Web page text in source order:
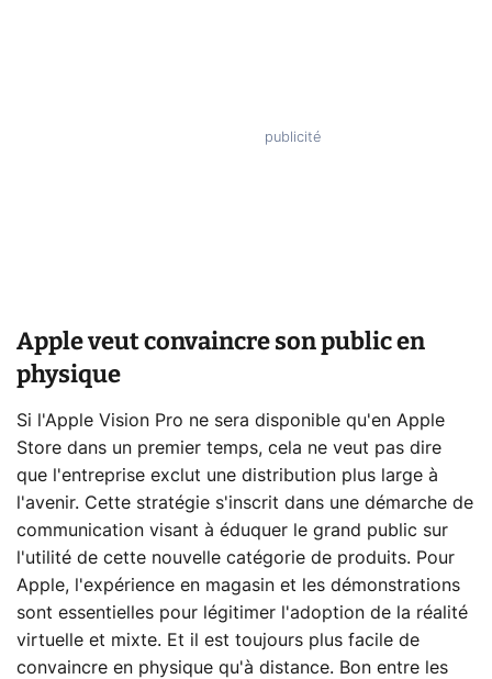
Apple veut convaincre son public en
physique
Si l'Apple Vision Pro ne sera disponible qu'en Apple
Store dans un premier temps, cela ne veut pas dire
que l'entreprise exclut une distribution plus large à
l'avenir. Cette stratégie s'inscrit dans une démarche de
communication visant à éduquer le grand public sur
l'utilité de cette nouvelle catégorie de produits. Pour
Apple, l'expérience en magasin et les démonstrations
sont essentielles pour légitimer l'adoption de la réalité
virtuelle et mixte. Et il est toujours plus facile de
convaincre en physique qu'à distance. Bon entre les